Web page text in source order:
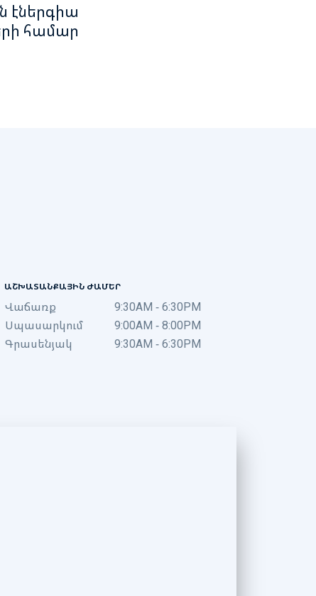
էներգիա
համար
ԱՇԽԱՏԱՆՔԱՅԻՆ ԺԱՄԵՐ
Վաճառք
9:30AM - 6:30PM
Սպասարկում
9:00AM - 8:00PM
Գրասենյակ
9:30AM - 6:30PM